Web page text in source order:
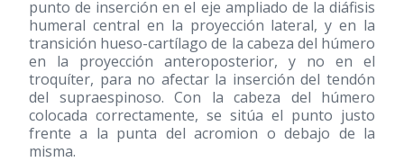
punto de inserción en el eje ampliado de la diáfisis
humeral central en la proyección lateral, y en la
transición hueso-cartílago de la cabeza del húmero
en la proyección anteroposterior, y no en el
troquíter, para no afectar la inserción del tendón
del supraespinoso. Con la cabeza del húmero
colocada correctamente, se sitúa el punto justo
frente a la punta del acromion o debajo de la
misma.